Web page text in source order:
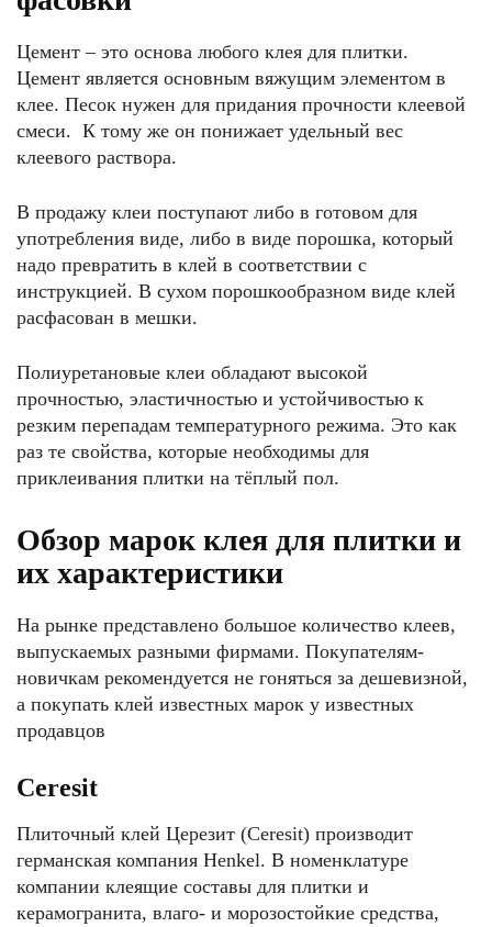
Цемент – это основа любого клея для плитки.
Цемент является основным вяжущим элементом в
клее. Песок нужен для придания прочности клеевой
смеси. К тому же он понижает удельный вес
клеевого раствора.
В продажу клеи поступают либо в готовом для
употребления виде, либо в виде порошка, который
надо превратить в клей в соответствии с
инструкцией. В сухом порошкообразном виде клей
расфасован в мешки.
Полиуретановые клеи обладают высокой
прочностью, эластичностью и устойчивостью к
резким перепадам температурного режима. Это как
раз те свойства, которые необходимы для
приклеивания плитки на тёплый пол.
Обзор марок клея для плитки и
их характеристики
На рынке представлено большое количество клеев,
выпускаемых разными фирмами. Покупателям-
новичкам рекомендуется не гоняться за дешевизной,
а покупать клей известных марок у известных
продавцов
Ceresit
Плиточный клей Церезит (Ceresit) производит
германская компания Henkel. В номенклатуре
компании клеящие составы для плитки и
керамогранита, влаго- и морозостойкие средства,